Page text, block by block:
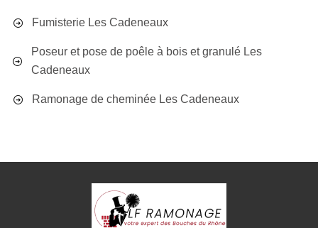
Fumisterie Les Cadeneaux
Poseur et pose de poêle à bois et granulé Les
Cadeneaux
Ramonage de cheminée Les Cadeneaux